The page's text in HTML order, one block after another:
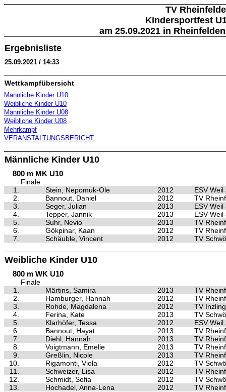
TV
Kindersportfest
am 25.09.2021 in
Ergebnisliste
25.09.2021 / 14:33
Wettkampfübersicht
Männliche Kinder U10
Weibliche Kinder U10
Männliche Kinder U08
Weibliche Kinder U08
Mehrkampf
VERANSTALTUNGSBERICHT
Männliche Kinder U10
800 m MK U10
Finale
1.
Stein, Nepomuk-Ole 2012
ESV
2.
Bannout, Daniel 2012
TV
3.
Seger, Julian 2013
ESV
4.
Tepper, Jannik 2013
ESV
5.
Suhr, Nevio 2013
TV
6.
Gökpinar, Kaan 2012
TV
7.
Schäuble, Vincent 2012 TV
Weibliche Kinder U10
800 m WK U10
Finale
1.
Märtins, Samira 2013
TV
2.
Hamburger, Hannah 2012
TV
3.
Rohde, Magdalena 2012
TV
4.
Ferina, Kate 2013
TV
5.
Klarhöfer, Tessa 2012
ESV
6.
Bannout, Hayat 2013
TV
7.
Diehl, Hannah 2013
TV
8.
Voigtmann, Emelie 2013
TV
9.
Greßlin, Nicole 2013
TV
10.
Rigamonti, Viola 2012
TV
11.
Schweizer, Lisa 2012
TV
12.
Schmidt, Sofia 2012
TV
13.
Hochadel, Anna-Lena 2012 TV